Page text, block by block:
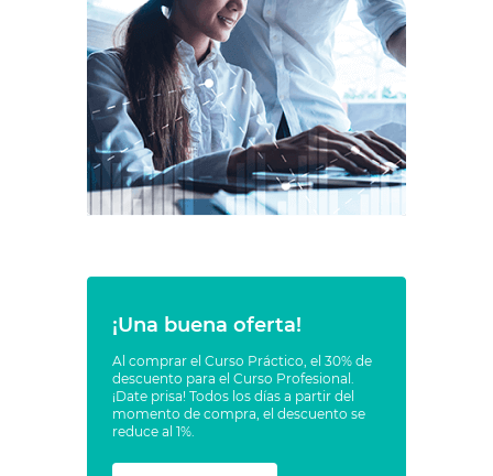
¡Una buena oferta!
Al comprar el Curso Práctico, el 30% de
descuento para el Curso Profesional.
¡Date prisa! Todos los días a partir del
momento de compra, el descuento se
reduce al 1%.